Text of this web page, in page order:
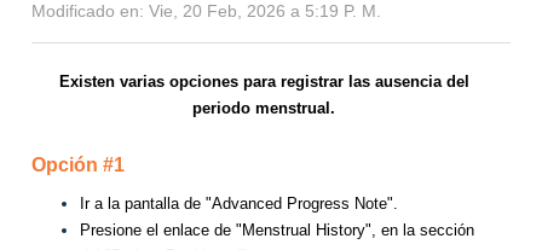
Modificado en: Vie, 20 Feb, 2026 a 5:19 P. M.
Existen varias opciones para registrar las ausencia del
periodo menstrual.
Opción #1
Ir a la pantalla de "Advanced Progress Note".
Presione el enlace de "Menstrual History", en la sección